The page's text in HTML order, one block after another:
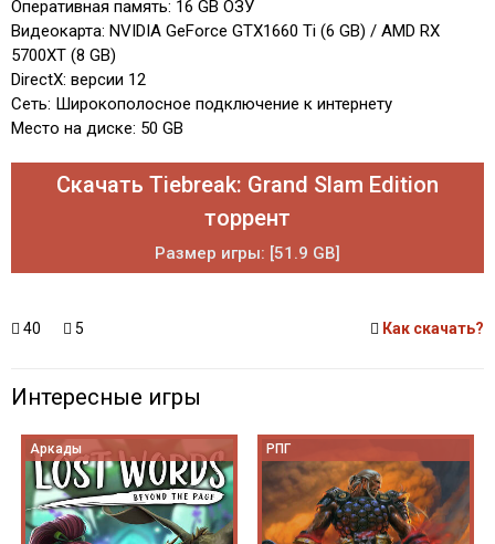
Оперативная память: 16 GB ОЗУ
Видеокарта: NVIDIA GeForce GTX1660 Ti (6 GB) / AMD RX
5700XT (8 GB)
DirectX: версии 12
Сеть: Широкополосное подключение к интернету
Место на диске: 50 GB
Скачать Tiebreak: Grand Slam Edition
торрент
Размер игры: [51.9 GB]
40 5 Как скачать?
Интересные игры
Аркады РПГ